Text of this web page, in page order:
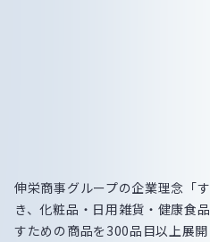
伸栄商事グループの企業理念「
き、化粧品・日用雑貨・健康食
すための商品を300品目以上展